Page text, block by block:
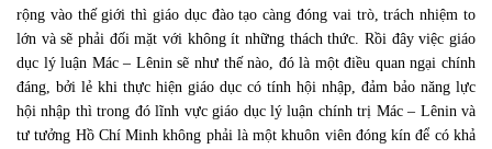
rộng vào thế giới thì giáo dục đào tạo càng đóng vai trò, trách nhiệm to
lớn và sẽ phải đối mặt với không ít những thách thức. Rồi đây việc giáo
dục lý luận Mác – Lênin sẽ như thế nào, đó là một điều quan ngại chính
đáng, bởi lẻ khi thực hiện giáo dục có tính hội nhập, đảm bảo năng lực
hội nhập thì trong đó lĩnh vực giáo dục lý luận chính trị Mác – Lênin và
tư tưởng Hồ Chí Minh không phải là một khuôn viên đóng kín để có khả